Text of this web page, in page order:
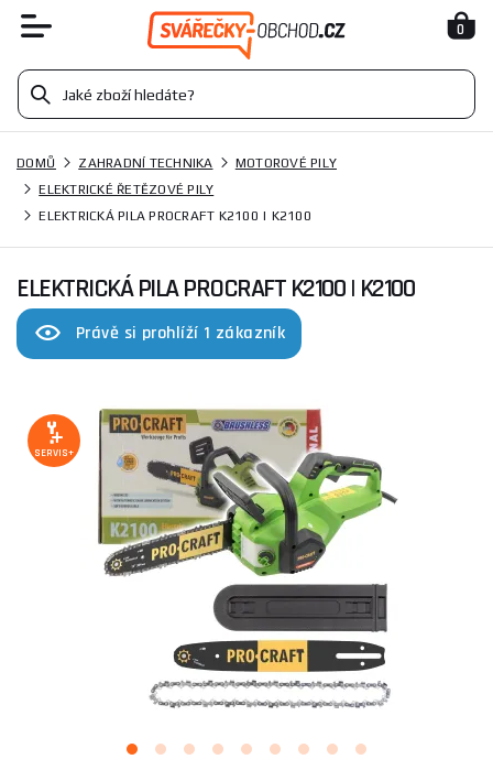
0
DOMŮ ZAHRADNÍ TECHNIKA
MOTOROVÉ PILY
ELEKTRICKÉ ŘETĚZOVÉ PILY
ELEKTRICKÁ PILA PROCRAFT K2100 | K2100
ELEKTRICKÁ PILA PROCRAFT K2100 | K2100
Právě si prohlíží 1 zákazník
SERVIS+